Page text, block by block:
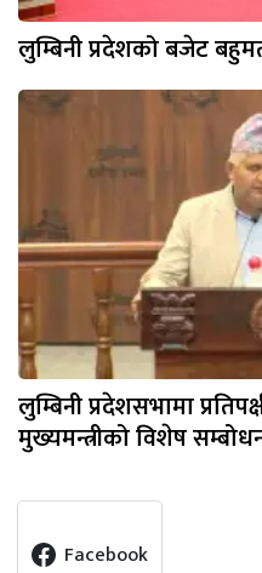
लुम्बिनी प्रदेशको बजेट
लुम्बिनी प्रदेशसभामा
मुख्यमन्त्रीको विशेष
Facebook